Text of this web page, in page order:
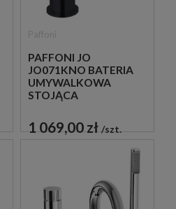
PAFFONI JO
JO071KNO BATERIA
UMYWALKOWA
STOJĄCA
CZARNA
1 069,00 zł szt.